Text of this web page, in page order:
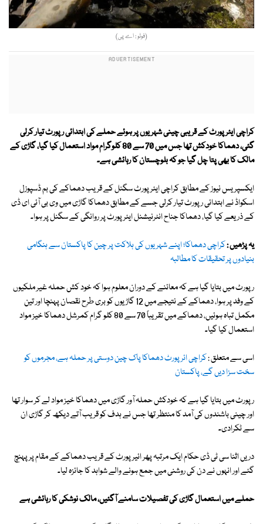
(فوٹو : اے پی)
کراچی ایئرپورٹ کے قریبی چینی شہریوں پر ہوئے حملے کی ابتدائی رپورٹ تیار کرلی
گئی، دھماکا خودکش تھا جس میں 70 سے 80 کلوگرام مواد استعمال کیا گیا، گاڑی کے
مالک کا بھی پتا چل گیا جو کہ بلوچستان کا رہائشی ہے۔
ایکسپریس نیوز کے مطابق کراچی ایئرپورٹ سگنل کے قریب دھماکے کی بم ڈسپوزل
اسکواڈ نے ابتدائی رپورٹ تیار کرلی جسے کے مطابق دھماکا گاڑی میں وی بی آئی ای ڈی
کے ذریعے کیا گیا، دھماکا جناح انٹرنیشنل ایئرپورٹ پر روانگی کے سگنل پر ہوا۔
یہ پڑھیں :کراچی دھماکا؛ اپنے شہریوں کی ہلاکت پر چین کا پاکستان سے ہنگامی
بنیادوں پر تحقیقات کا مطالبہ
رپورٹ میں بتایا گیا ہے کہ معائنے کے دوران معلوم ہوا کہ خود کش حملہ غیر ملکیوں
کے وفد پر ہوا، دھماکے کے نتیجے میں 12 گاڑیوں کو بری طرح نقصان پہنچا اور تین
مکمل تباہ ہوئیں، دھماکے میں تقریباً 70 سے 80 کلو گرام کمرشل دھماکا خیز مواد
استعمال کیا گیا۔
اسی سے متعلق :کراچی ائرپورٹ دھماکا پاک چین دوستی پر حملہ ہے، مجرموں کو
سخت سزا دیں گے، پاکستان
رپورٹ میں بتایا گیا ہے کہ خودکش حملہ آور گاڑی میں دھماکا خیز مواد لے کر سوار تھا
اور چینی باشندوں کی آمد کا منتظر تھا جس نے ہدف کو قریب آتے دیکھ کر گاڑی ان
سے ٹکرادی۔
دریں اثنا سی ٹی ڈی حکام ایک مرتبہ پھر ائیر پورٹ کے قریب دھماکے کے مقام پر پہنچ
گئے اور انہوں نے دن کی روشنی میں جمع ہونے والے شواہد کا جائزہ لیا۔
حملے میں استعمال گاڑی کی تفصیلات سامنے آگئیں، مالک نوشکی کا رہائشی ہے